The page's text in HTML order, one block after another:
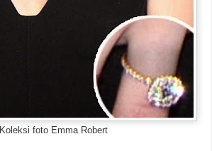
Koleksi foto Emma Robert